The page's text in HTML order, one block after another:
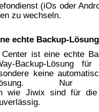
(iOs oder
zu wechseln.
echte Backup-
ist eine echte
Backup-Lösung für
keine
Nur
wie Jiwix sind für